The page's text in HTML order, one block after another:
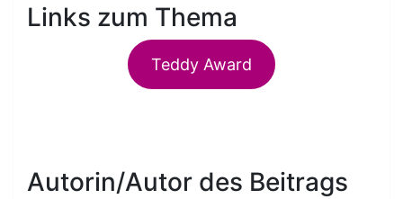
Links zum Thema
Teddy Award
Autorin/Autor des Beitrags